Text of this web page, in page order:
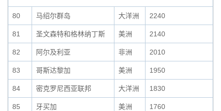
80 马绍尔群岛 大洋洲 2240
81 圣文森特和格林纳丁斯 美洲 2140
82 阿尔及利亚 非洲 2010
83 哥斯达黎加 美洲 1950
84 密克罗尼西亚联邦 大洋洲 1830
85 牙买加 美洲 1760